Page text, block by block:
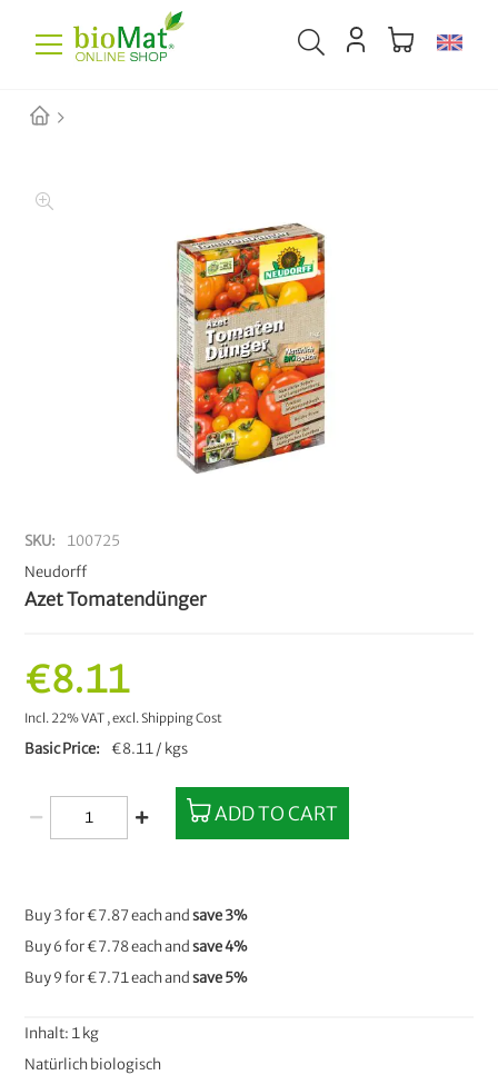
SKU
100725
Neudorff
Azet Tomatendünger
Inhalt: 1 kg
Natürlich biologisch
€8.11
Incl. 22% VAT ,excl.Shipping Cost
Basic Price €8.11 / kgs
ADD TO CART
Buy 3 for€7.87each andsave3%
Buy 6 for€7.78each andsave4%
Buy 9 for€7.71each andsave5%